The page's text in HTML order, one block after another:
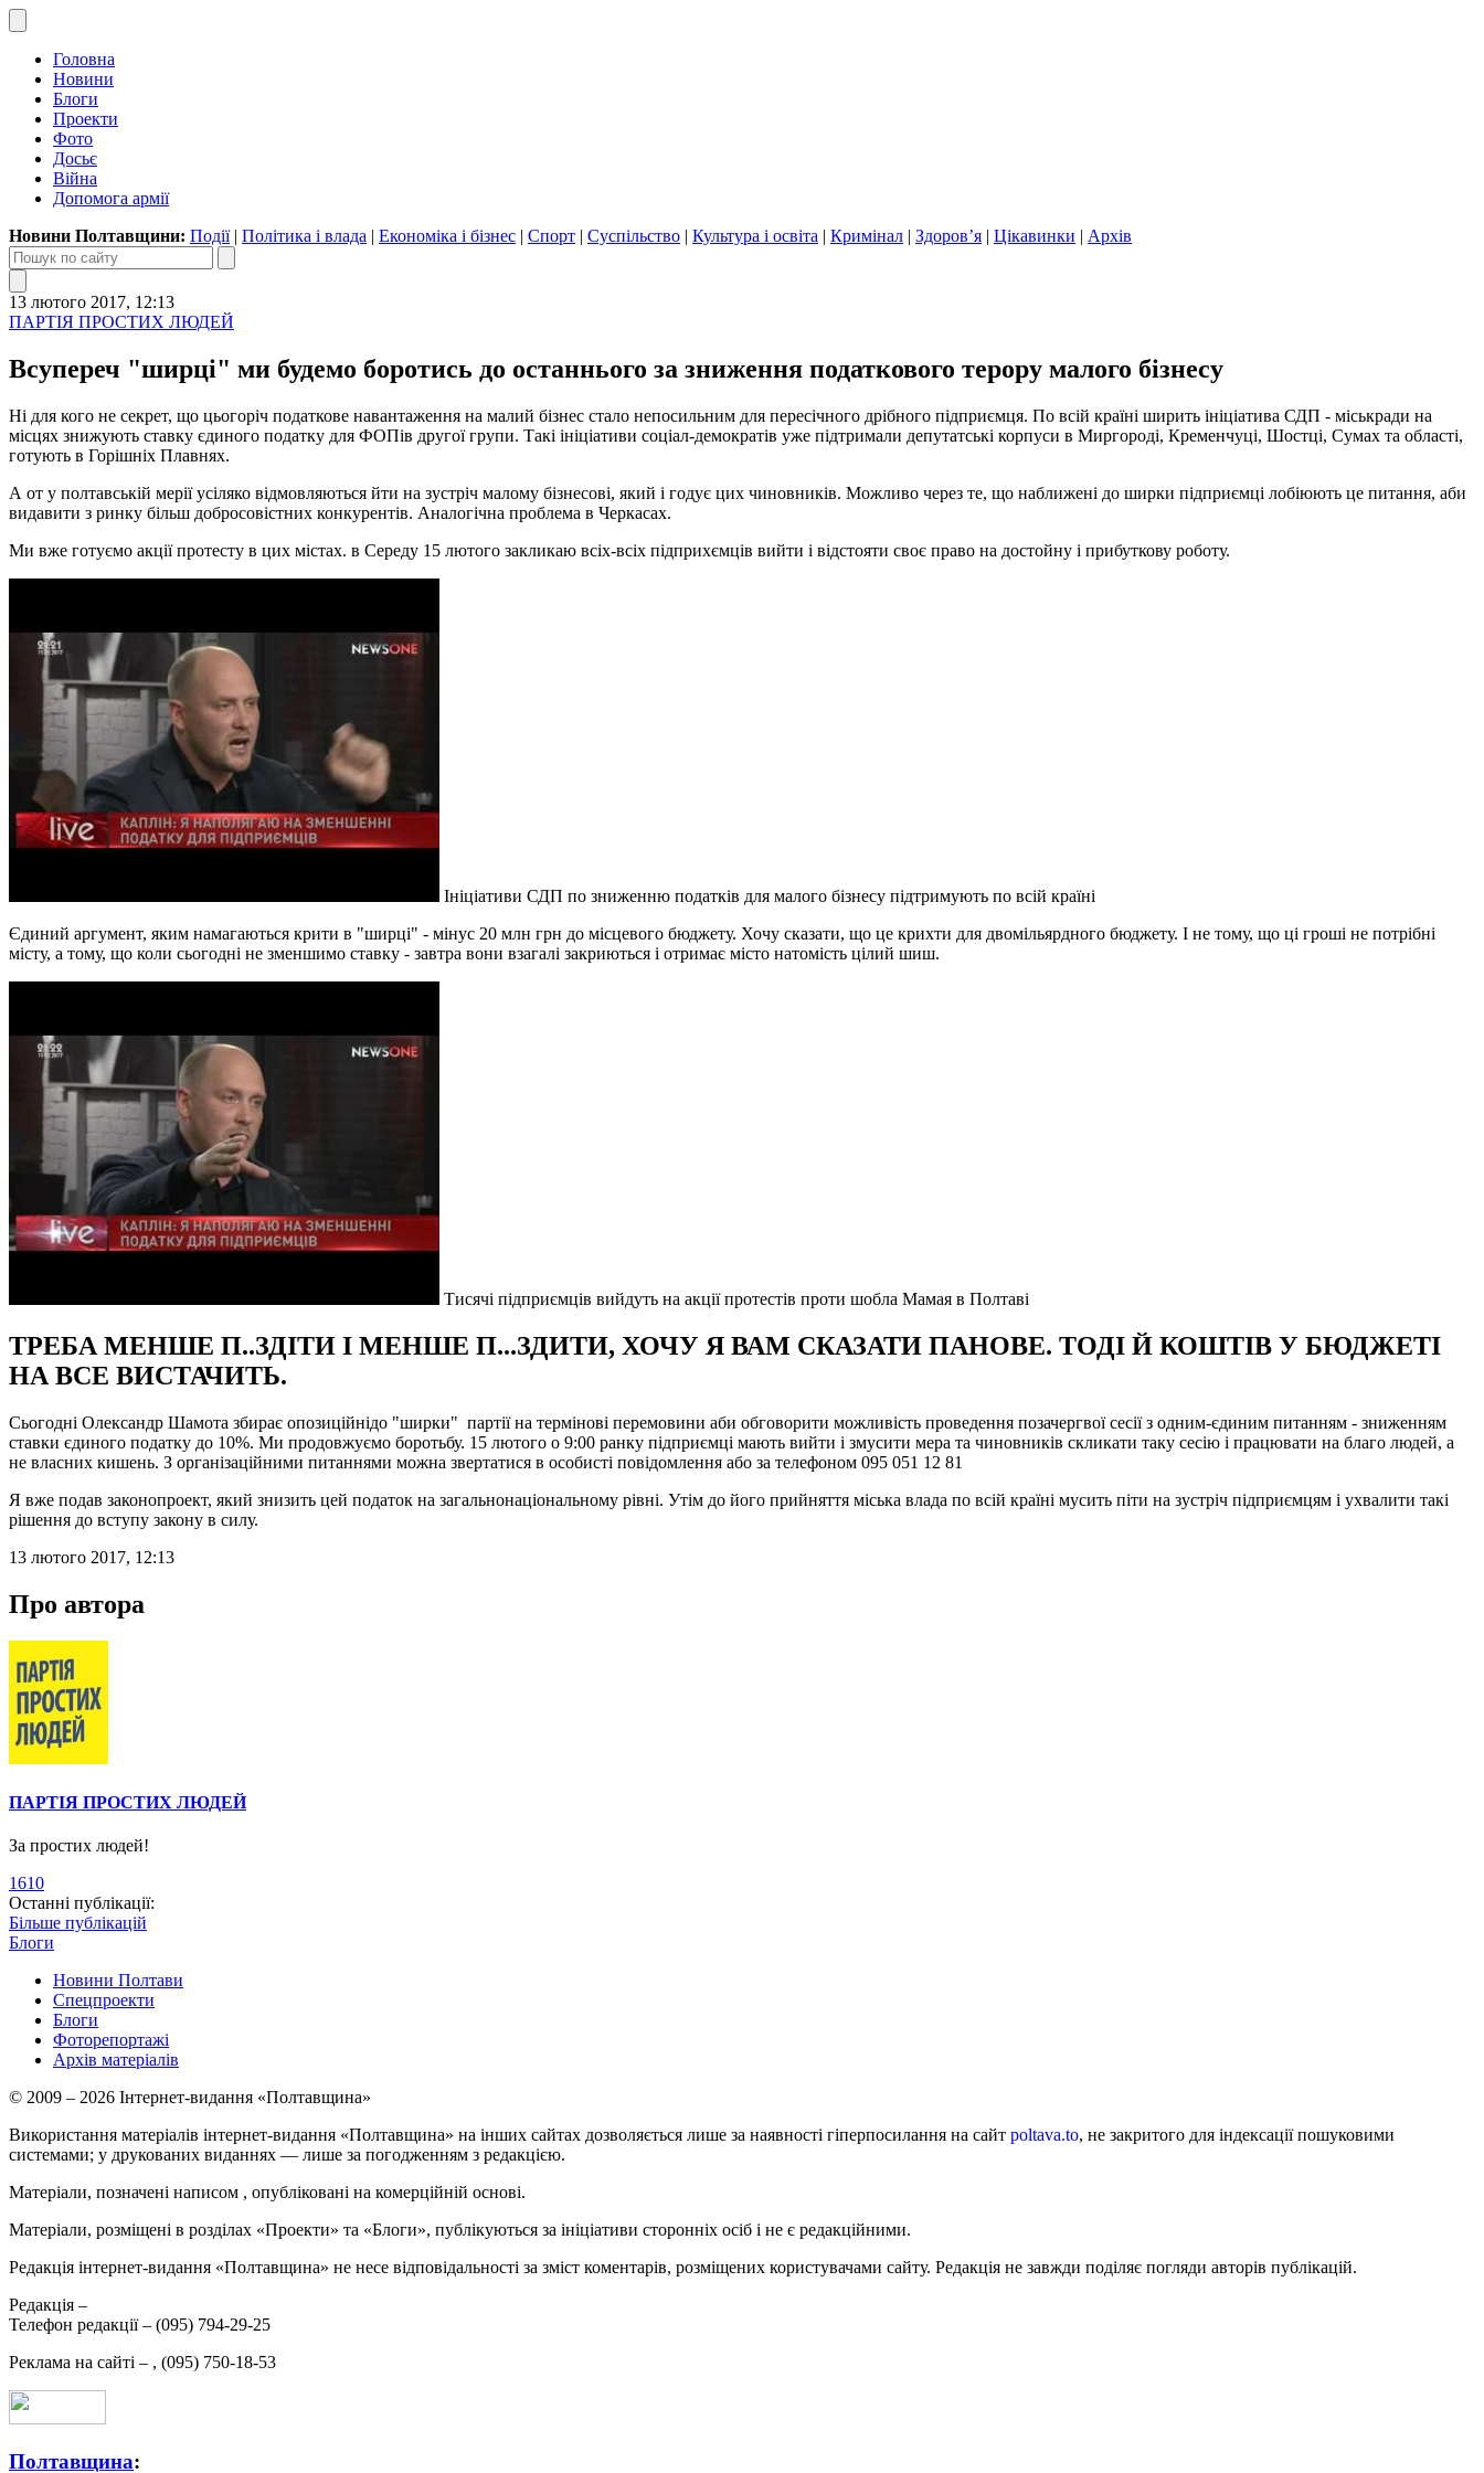
Головна
Новини
Блоги
Проекти
Фото
Досьє
Війна
Допомога армії
Новини Полтавщини: Події| Політика і влада | Економіка і бізнес | Спорт | Суспільство | Культура і освіта | Кримінал | Здоров’я | Цікавинки | Архів
13 лютого 2017, 12:13
ПАРТІЯ ПРОСТИХ ЛЮДЕЙ
Всупереч "ширці" ми будемо боротись до останнього за зниження податкового терору малого бізнесу
Ні для кого не секрет, що цьогоріч податкове навантаження на малий бізнес стало непосильним для пересічного дрібного підприємця. По всій країні ширить ініціатива СДП - міськради на
місцях знижують ставку єдиного податку для ФОПів другої групи. Такі ініціативи соціал-демократів уже підтримали депутатські корпуси в Миргороді, Кременчуці, Шостці, Сумах та області,
готують в Горішніх Плавнях.
А от у полтавській мерії усіляко відмовляються йти на зустріч малому бізнесові, який і годує цих чиновників. Можливо через те, що наближені до ширки підприємці лобіюють це питання, аби
видавити з ринку більш добросовістних конкурентів. Аналогічна проблема в Черкасах.
Ми вже готуємо акції протесту в цих містах. в Середу 15 лютого закликаю всіх-всіх підприхємців вийти і відстояти своє право на достойну і прибуткову роботу.
Ініціативи СДП по зниженню податків для малого бізнесу підтримують по всій країні
Єдиний аргумент, яким намагаються крити в "ширці" - мінус 20 млн грн до місцевого бюджету. Хочу сказати, що це крихти для двомільярдного бюджету. І не тому, що ці гроші не потрібні
місту, а тому, що коли сьогодні не зменшимо ставку - завтра вони взагалі закриються і отримає місто натомість цілий шиш.
Тисячі підприємців вийдуть на акції протестів проти шобла Мамая в Полтаві
ТРЕБА МЕНШЕ П..ЗДІТИ І МЕНШЕ П...ЗДИТИ, ХОЧУ Я ВАМ СКАЗАТИ ПАНОВЕ. ТОДІ Й КОШТІВ У БЮДЖЕТІ
НА ВСЕ ВИСТАЧИТЬ.
Сьогодні Олександр Шамота збирає опозиційнідо "ширки" партії на термінові перемовини аби обговорити можливість проведення позачергвої сесії з одним-єдиним питанням - зниженням
ставки єдиного податку до 10%. Ми продовжуємо боротьбу. 15 лютого о 9:00 ранку підприємці мають вийти і змусити мера та чиновників скликати таку сесію і працювати на благо людей, а
не власних кишень. З організаційними питаннями можна звертатися в особисті повідомлення або за телефоном 095 051 12 81
Я вже подав законопроект, який знизить цей податок на загальнонаціональному рівні. Утім до його прийняття міська влада по всій країні мусить піти на зустріч підприємцям і ухвалити такі
рішення до вступу закону в силу.
13 лютого 2017, 12:13
Про автора
ПАРТІЯ ПРОСТИХ ЛЮДЕЙ
За простих людей!
1610
Останні публікації:
Більше публікацій
Блоги
Новини Полтави
Спецпроекти
Блоги
Фоторепортажі
Архів матеріалів
© 2009 – 2026 Інтернет-видання «Полтавщина»
Використання матеріалів інтернет-видання «Полтавщина» на інших сайтах дозволяється лише за наявності гіперпосилання на сайт poltava.to, не закритого для індексації пошуковими
системами; у друкованих виданнях — лише за погодженням з редакцією.
Матеріали, позначені написом , опубліковані на комерційній основі.
Матеріали, розміщені в розділах «Проекти» та «Блоги», публікуються за ініціативи сторонніх осіб і не є редакційними.
Редакція інтернет-видання «Полтавщина» не несе відповідальності за зміст коментарів, розміщених користувачами сайту. Редакція не завжди поділяє погляди авторів публікацій.
Редакція –
Телефон редакції – (095) 794-29-25
Реклама на сайті – , (095) 750-18-53
Полтавщина: